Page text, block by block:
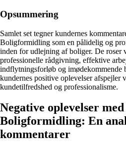
Opsummering
Samlet set tegner kundernes
Boligformidling som en pålidelig og
inden for udlejning af boliger. De roser
professionelle rådgivning, effektive
indflytningsforløb og imødekommende
kundernes positive oplevelser afspejler
kundetilfredshed og professionalisme.
Negative oplevelser
Boligformidling: En
kommentarer